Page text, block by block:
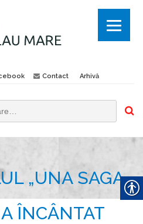
Contact Arhivă
„UNA SAGA
A ÎNCÂNTAT